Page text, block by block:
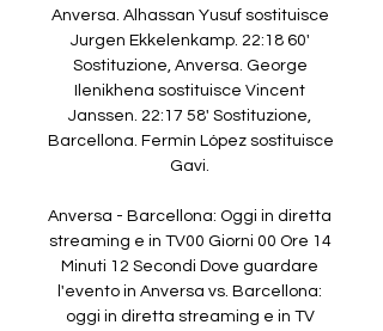
Anversa. Alhassan Yusuf sostituisce
Jurgen Ekkelenkamp. 22:18 60'
Sostituzione, Anversa. George
Ilenikhena sostituisce Vincent
Janssen. 22:17 58' Sostituzione,
Barcellona. Fermín López sostituisce
Gavi.
Anversa - Barcellona: Oggi in diretta
streaming e in TV00 Giorni 00 Ore 14
Minuti 12 Secondi Dove guardare
l'evento in Anversa vs. Barcellona:
oggi in diretta streaming e in TV